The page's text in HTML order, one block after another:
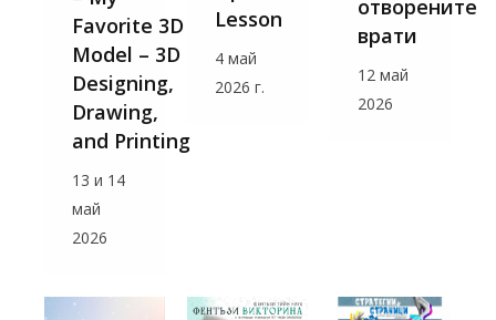
Favorite 3D
Model – 3D
Designing,
Drawing,
and Printing
13 и 14
май
2026
Lesson
4 май
2026 г.
отворените
врати
12 май
2026